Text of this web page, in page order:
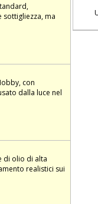
sottigliezza, ma
con
dalla luce nel
di olio di alta
realistici sui